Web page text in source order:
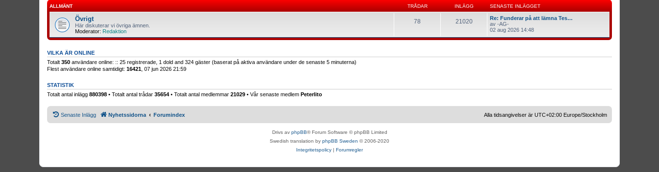
ALLMÄNT TRÅDAR INLÄGG SENASTE INLÄGGET
Övrigt
Här diskuterar vi övriga ämnen.
Moderator: Redaktion
78 21020
Re: Funderar på att lämna Tes…
av -AG-
02 aug 2026 14:48
VILKA ÄR ONLINE
Totalt 350 användare online: :: 25 registrerade, 1 dold and 324 gäster (baserat på aktiva användare under de senaste 5 minuterna)
Flest användare online samtidigt: 16421 , 07 jun 2026 21:59
STATISTIK
Totalt antal inlägg 880398 • Totalt antal trådar 35654 • Totalt antal medlemmar 21029 • Vår senaste medlem Peterlito
Senaste Inlägg Nyhetssidorna Forumindex Alla tidsangivelser är UTC+02:00 Europe/Stockholm
Drivs av phpBB® Forum Software © phpBB Limited
Swedish translation by phpBB Sweden © 2006-2020
Integritetspolicy | Forumregler